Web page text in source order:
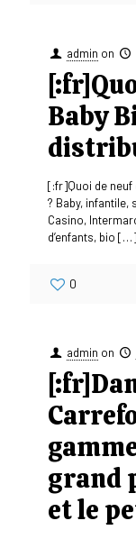
admin on
Baby
[:fr]Quoi de neuf
? Baby, infantile,
Casino,
d’enfants, bio […]
0
admin on
grand
et le